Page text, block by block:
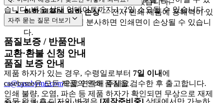
상·사이즈에 소폭 차이가 있을 수 있습니다.
화학 제품에 의한 손상— 전사 인쇄 제품에 용해력이 있
는 향수 등을 직접 분사하면 인쇄면이 손상될 수 있습니
다.
교환·환불 신청 안내
제품 하자가 있는 경우, 수령일로부터 7일 이내 에
cs@casebyme.com으로 연락해 주세요.
습니다. 배송 상태 업데이트까지 1~2일 소요될 수 있습니다.
2,500px 이상
자주 묻는 질문 더보기
품질보증 / 반품안내
품질 보증 안내
casebyme은 모든 제품의 인쇄 품질을 검수한 후 출고합니다.
인쇄 불량, 오염, 파손 등 제품 하자가 확인되면 무상으로 재제